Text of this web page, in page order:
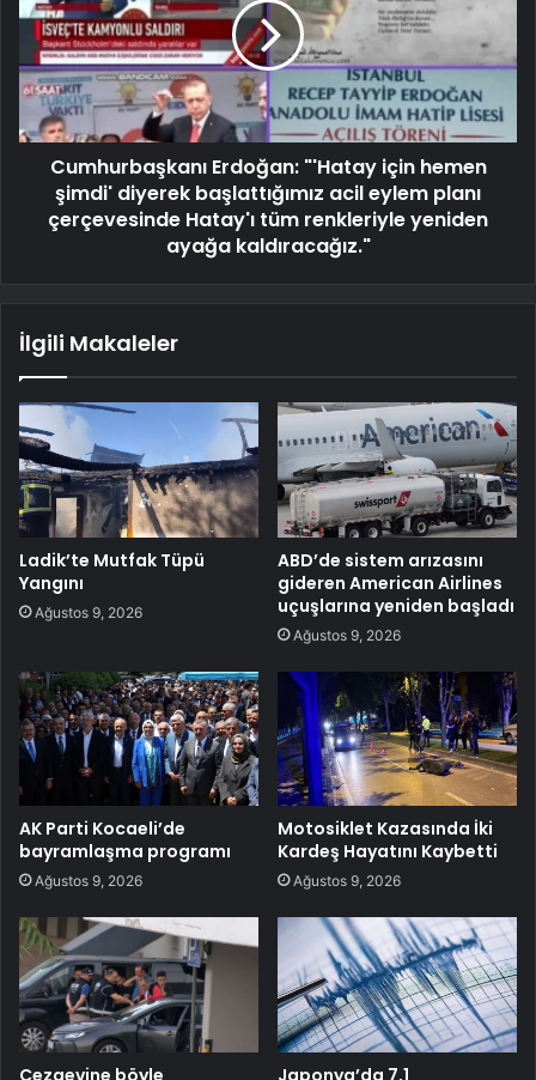
Cumhurbaşkanı Erdoğan: "'Hatay için hemen
şimdi' diyerek başlattığımız acil eylem planı
çerçevesinde Hatay'ı tüm renkleriyle yeniden
ayağa kaldıracağız."
İlgili Makaleler
Ladik’te Mutfak Tüpü
Yangını
Ağustos 9, 2026
ABD’de sistem arızasını
gideren American Airlines
uçuşlarına yeniden başladı
Ağustos 9, 2026
AK Parti Kocaeli’de
bayramlaşma programı
Ağustos 9, 2026
Motosiklet Kazasında İki
Kardeş Hayatını Kaybetti
Ağustos 9, 2026